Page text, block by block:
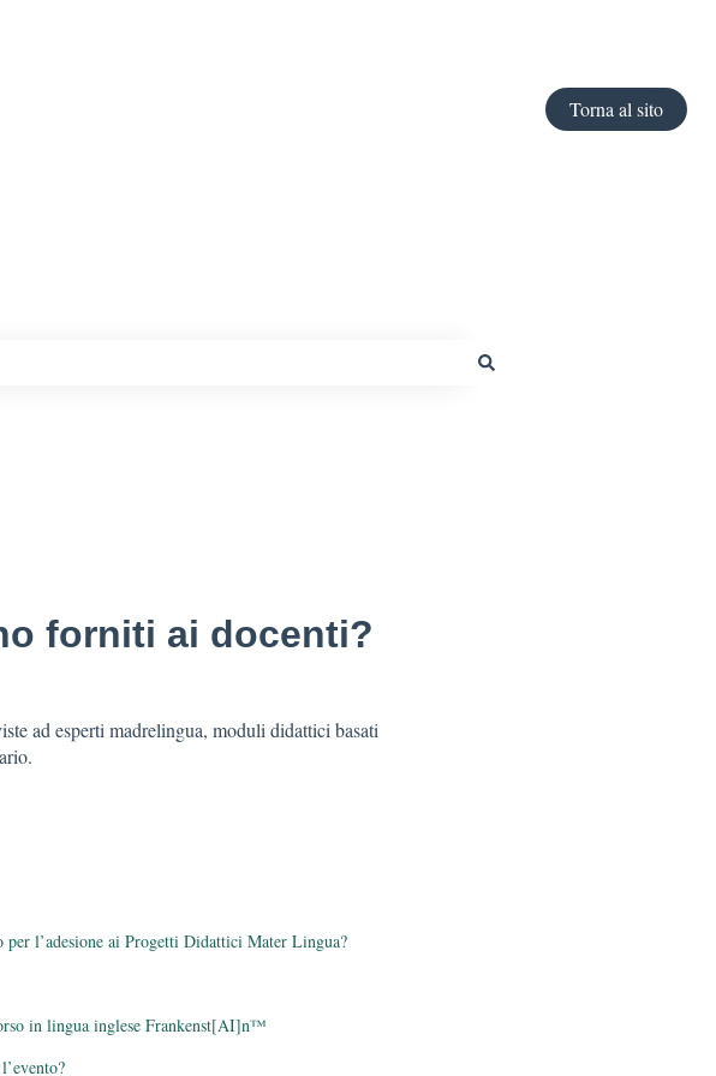
Torna al sito
forniti ai docenti?
ad esperti madrelingua, moduli didattici basati
l’adesione ai Progetti Didattici Mater Lingua?
in lingua inglese Frankenst[AI]n™